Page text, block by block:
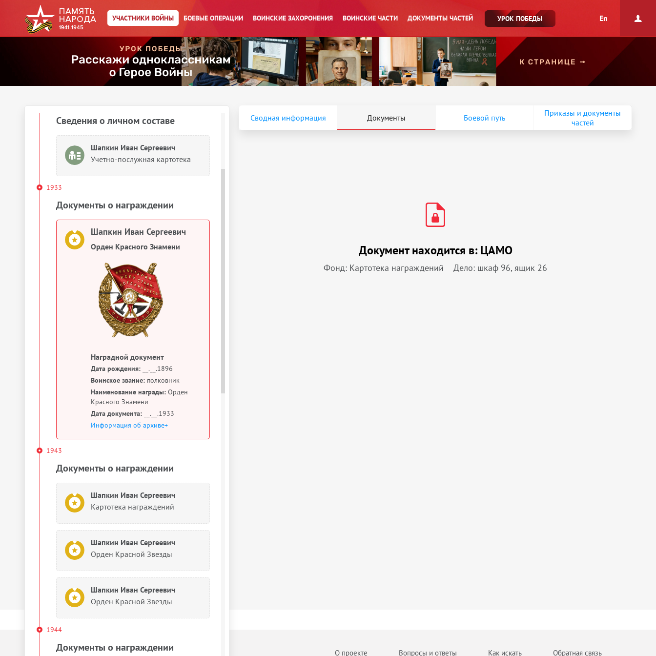
УЧАСТНИКИ ВОЙНЫ БОЕВЫЕ ОПЕРАЦИИ ВОИНСКИЕ ЗАХОРОНЕНИЯ ВОИНСКИЕ ЧАСТИ ДОКУМЕНТЫ ЧАСТЕЙ УРОК ПОБЕДЫ En
Действия
Скачать документы
Упоминается в 19 документах:
Выберите документ ниже
Сведения о личном составе
Шапкин Иван Сергеевич
Учетно-послужная картотека
1933
Документы о награждении
Шапкин Иван Сергеевич
Орден Красного Знамени
Наградной документ
Дата рождения: __.__.1896
Воинское звание: полковник
Наименование награды: Орден
Красного Знамени
Дата документа: __.__.1933
Информация об архиве+
1943
Документы о награждении
Шапкин Иван Сергеевич
Картотека награждений
Шапкин Иван Сергеевич
Орден Красной Звезды
Шапкин Иван Сергеевич
Орден Красной Звезды
1944
Документы о награждении
Сводная информация Документы Боевой путь
Приказы и документы
частей
Документ находится в: ЦАМО
Фонд: Картотека награждений Дело: шкаф 96, ящик 26
О проекте Вопросы и ответы Как искать Обратная связь